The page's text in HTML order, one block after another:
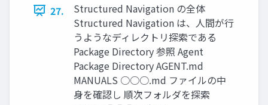
27.
Structured Navigation の全体
Structured Navigation は、人間が行
うようなディレクトリ探索である
Package Directory 参照 Agent
Package Directory AGENT.md
MANUALS ○○○.md ファイルの中
身を確認し 順次フォルダを探索